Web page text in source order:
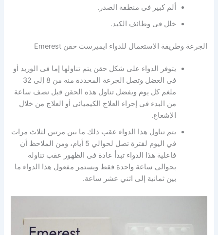
ألم كبير فى منطقة الصدر.
خلل فى وظائف الكبد.
الجرعة وطريقة الاستعمال للدواء ايميرست حقن Emerest
يتوفر الدواء على شكل حقن يتم تناولها إما فى الوريد أو
فى العضل وتصل الجرعة المحددة منه من 8 إلى 32
ملغم كل يوم ويفضل تناول هذه الحقن قبل نصف ساعة
من البدء فى إجراء العلاج الكيميائى أو العلاج من خلال
الإشعاع.
يتم تناول هذا الدواء عقب ذلك ما بين مرتين لثلاث مرات
في اليوم لفترة تصل لحوالي 5 أيام، ومن الملاحظ أن
فاعلية هذا الدواء تبدأ عادة فى الظهور عقب تناوله
بحوالي ساعة واحدة فقط ويستمر مفعول هذا الدواء ما
بين ثمانية إلى اثني عشر ساعة.